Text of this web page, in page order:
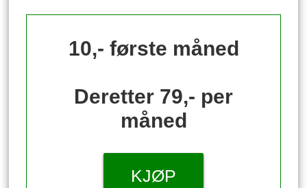
10,- første måned
Deretter 79,- per
måned
KJØP